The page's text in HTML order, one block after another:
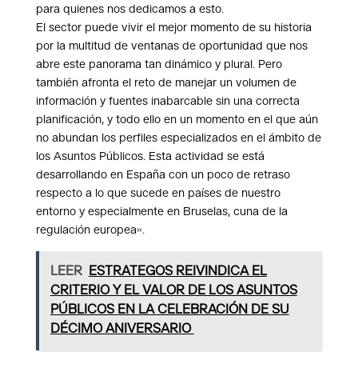
para quienes nos dedicamos a esto.
El sector puede vivir el mejor momento de su historia
por la multitud de ventanas de oportunidad que nos
abre este panorama tan dinámico y plural. Pero
también afronta el reto de manejar un volumen de
información y fuentes inabarcable sin una correcta
planificación, y todo ello en un momento en el que aún
no abundan los perfiles especializados en el ámbito de
los Asuntos Públicos. Esta actividad se está
desarrollando en España con un poco de retraso
respecto a lo que sucede en países de nuestro
entorno y especialmente en Bruselas, cuna de la
regulación europea».
LEER ESTRATEGOS REIVINDICA EL
CRITERIO Y EL VALOR DE LOS ASUNTOS
PÚBLICOS EN LA CELEBRACIÓN DE SU
DÉCIMO ANIVERSARIO